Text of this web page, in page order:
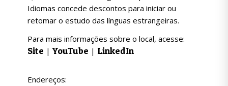
Idiomas concede descontos para iniciar ou
retomar o estudo das línguas estrangeiras.
Para mais informações sobre o local, acesse:
Site | YouTube | LinkedIn
Endereços: